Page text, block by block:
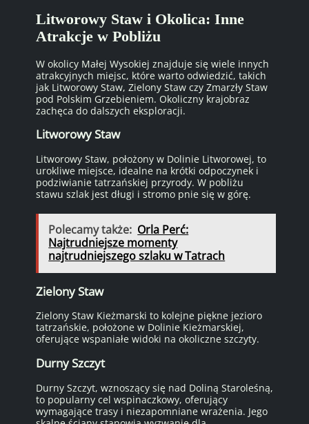
Litworowy Staw i Okolica: Inne
Atrakcje w Pobliżu
W okolicy Małej Wysokiej znajduje się wiele innych
atrakcyjnych miejsc, które warto odwiedzić, takich
jak Litworowy Staw, Zielony Staw czy Zmarzły Staw
pod Polskim Grzebieniem. Okoliczny krajobraz
zachęca do dalszych eksploracji.
Litworowy Staw
Litworowy Staw, położony w Dolinie Litworowej, to
urokliwe miejsce, idealne na krótki odpoczynek i
podziwianie tatrzańskiej przyrody. W pobliżu
stawu szlak jest długi i stromo pnie się w górę.
Polecamy także: Orla Perć:
Najtrudniejsze momenty
najtrudniejszego szlaku w Tatrach
Zielony Staw
Zielony Staw Kieżmarski to kolejne piękne jezioro
tatrzańskie, położone w Dolinie Kieżmarskiej,
oferujące wspaniałe widoki na okoliczne szczyty.
Durny Szczyt
Durny Szczyt, wznoszący się nad Doliną Staroleśną,
to popularny cel wspinaczkowy, oferujący
wymagające trasy i niezapomniane wrażenia. Jego